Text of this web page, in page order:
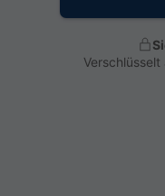
Verschlüsselt